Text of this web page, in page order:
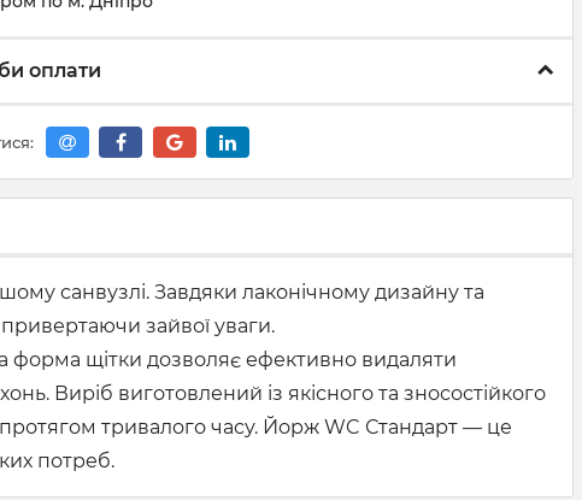
оплати
санвузлі. Завдяки лаконічному дизайну та
зайвої уваги.
форма щітки дозволяє ефективно видаляти
Виріб виготовлений із якісного та зносостійкого
протягом тривалого часу. Йорж WC Стандарт — це
потреб.